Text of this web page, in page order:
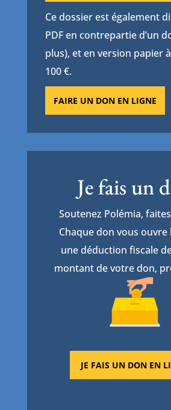
Ce dossier est également
PDF en contrepartie d’un
plus), et en version papier
100 €.
FAIRE UN DON EN LIGNE
Je fais un
Soutenez Polémia,
Chaque don vous ouvre
une déduction fiscale
montant de votre don,
JE FAIS UN DON EN